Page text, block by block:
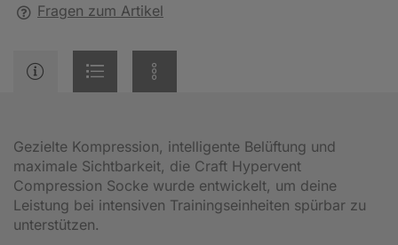
Fragen zum Artikel
Gezielte Kompression, intelligente Belüftung und
maximale Sichtbarkeit, die Craft Hypervent
Compression Socke wurde entwickelt, um deine
Leistung bei intensiven Trainingseinheiten spürbar zu
unterstützen.